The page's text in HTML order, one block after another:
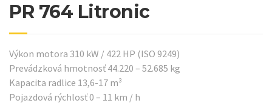
PR 764 Litronic
Výkon motora 310 kW / 422 HP (ISO 9249)
Prevádzková hmotnosť 44.220 – 52.685 kg
Kapacita radlice 13,6-17 m³
Pojazdová rýchlosť 0 – 11 km / h